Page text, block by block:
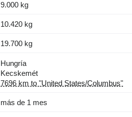
9.000 kg
10.420 kg
19.700 kg
Hungría
Kecskemét
7696 km to "United States/Columbus"
más de 1 mes